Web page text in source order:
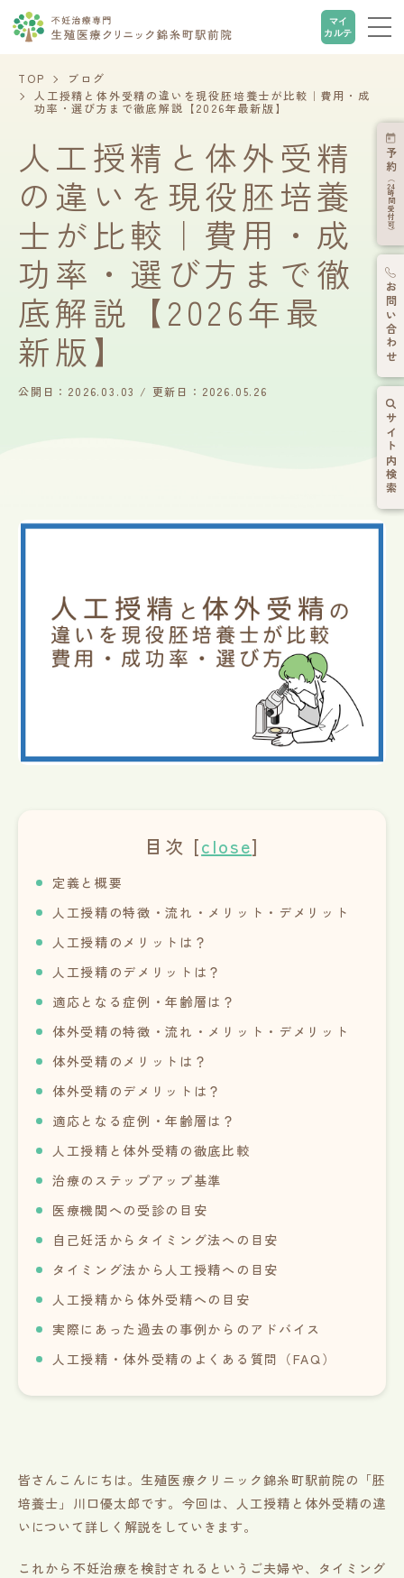
マイ
カルテ
予約
（
24
時間受付可）
お問い合わせ
サイト内検索
TOP
ブログ
人工授精と体外受精の違いを現役胚培養士が比較｜費用・成
功率・選び方まで徹底解説【2026年最新版】
人工授精と体外受精
の違いを現役胚培養
士が比較｜費用・成
功率・選び方まで徹
底解説【2026年最
新版】
公開日：2026.03.03 更新日：2026.05.26
目次 [close]
定義と概要
人工授精の特徴・流れ・メリット・デメリット
人工授精のメリットは？
人工授精のデメリットは？
適応となる症例・年齢層は？
体外受精の特徴・流れ・メリット・デメリット
体外受精のメリットは？
体外受精のデメリットは？
適応となる症例・年齢層は？
人工授精と体外受精の徹底比較
治療のステップアップ基準
医療機関への受診の目安
自己妊活からタイミング法への目安
タイミング法から人工授精への目安
人工授精から体外受精への目安
実際にあった過去の事例からのアドバイス
人工授精・体外受精のよくある質問（FAQ）
皆さんこんにちは。生殖医療クリニック錦糸町駅前院の「胚
培養士」川口優太郎です。今回は、人工授精と体外受精の違
いについて詳しく解説をしていきます。
これから不妊治療を検討されるというご夫婦や、タイミング